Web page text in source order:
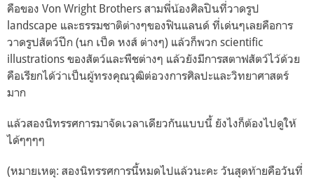
คือของ Von Wright Brothers สามพี่น้องศิลปินที่วาดรูป
landscape และธรรมชาติต่างๆของฟินแลนด์ ที่เด่นๆเลยคือการ
วาดรูปสัตว์ปีก (นก เป็ด หงส์ ต่างๆ) แล้วก็พวก scientific
illustrations ของสัตว์และพืชต่างๆ แล้วยังมีการสตาฟสัตว์ไว้ด้วย
คือเรียกได้ว่าเป็นผู้ทรงคุณวุฒิต่อวงการศิลปะและวิทยาศาสตร์
มาก
แล้วสองนิทรรศการมาจัดเวลาเดียวกันแบบนี้ ยังไงก็ต้องไปดูให้
ได้ๆๆๆๆ
(หมายเหตุ: สองนิทรรศการนี้หมดไปแล้วนะคะ วันสุดท้ายคือวันที่